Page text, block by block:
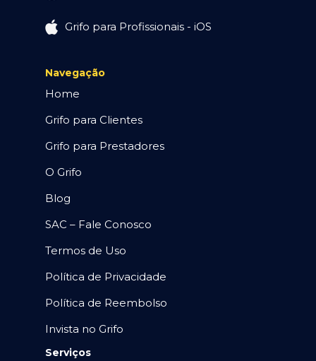
Grifo para Profissionais - iOS
Navegação
Home
Grifo para Clientes
Grifo para Prestadores
O Grifo
Blog
SAC – Fale Conosco
Termos de Uso
Política de Privacidade
Política de Reembolso
Invista no Grifo
Serviços